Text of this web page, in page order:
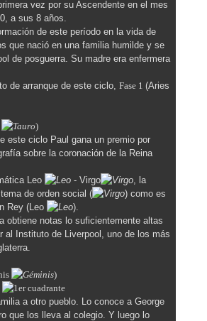
vez por su Ascendente en el mes
a sus 8 años.
de este período en la vida de
que nació en una familia humilde y se
de posguerra. Su madre era enfermera
de arranque de este ciclo, Fase 1 (Aries
)
este ciclo Paul gana un premio por
sobre la coronación de la Reina
Leo
- Virgo
, la
de orden social (
) como es
Rey (Leo
).
obtiene notas lo suficientemente altas
al Instituto de Liverpool, uno de los más
)
a otro pueblo. Lo conoce a George
que los lleva al colegio. Y luego lo